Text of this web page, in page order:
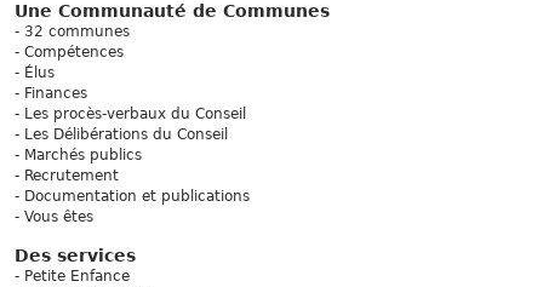
Une Communauté de Communes
32 communes
Compétences
Élus
Finances
Les procès-verbaux du Conseil
Les Délibérations du Conseil
Marchés publics
Recrutement
Documentation et publications
Vous êtes
Des services
Petite Enfance